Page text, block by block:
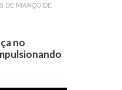
DE MARÇO DE
no